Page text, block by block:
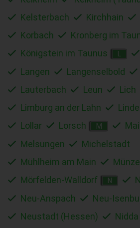
Kelsterbach
Kirchhain
Korbach
Kronberg im
Königstein im Taunus
Langen
Langenselbold
Lauterbach
Leun Lich
Limburg an der Lahn
Lollar
Lorsch M
Melsungen
Michelstadt
Mühlheim am Main
Mörfelden-Walldorf
N
Neu-Anspach
Neu-
Neustadt (Hessen)
Nidda